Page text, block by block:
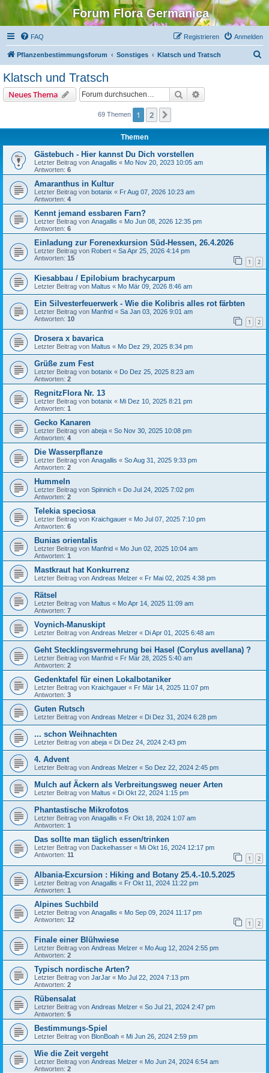
Forum Flora Germanica
FAQ Anmelden
Registrieren
Pflanzenbestimmungsforum Sonstiges Klatsch und Tratsch
Klatsch und Tratsch
Neues Thema Suche
69 Themen 1 2
Themen
Gästebuch - Hier kannst Du Dich vorstellen
Letzter Beitrag von Anagallis « Mo Nov 20, 2023 10:05 am
Antworten: 6
Amaranthus in Kultur
Letzter Beitrag von botanix « Fr Aug 07, 2026 10:23 am
Antworten: 4
Kennt jemand essbaren Farn?
Letzter Beitrag von Anagallis « Mo Jun 08, 2026 12:35 pm
Antworten: 6
Einladung zur Forenexkursion Süd-Hessen, 26.4.2026
Letzter Beitrag von Robert « Sa Apr 25, 2026 4:14 pm
Antworten: 15 1 2
Kiesabbau / Epilobium brachycarpum
Letzter Beitrag von Maltus « Mo Mär 09, 2026 8:46 am
Ein Silvesterfeuerwerk - Wie die Kolibris alles rot färbten
Letzter Beitrag von Manfrid « Sa Jan 03, 2026 9:01 am
Antworten: 10 1 2
Drosera x bavarica
Letzter Beitrag von Maltus « Mo Dez 29, 2025 8:34 pm
Grüße zum Fest
Letzter Beitrag von botanix « Do Dez 25, 2025 8:23 am
Antworten: 2
RegnitzFlora Nr. 13
Letzter Beitrag von botanix « Mi Dez 10, 2025 8:21 pm
Antworten: 1
Gecko Kanaren
Letzter Beitrag von abeja « So Nov 30, 2025 10:08 pm
Antworten: 4
Die Wasserpflanze
Letzter Beitrag von Anagallis « So Aug 31, 2025 9:33 pm
Antworten: 2
Hummeln
Letzter Beitrag von Spinnich « Do Jul 24, 2025 7:02 pm
Antworten: 2
Telekia speciosa
Letzter Beitrag von Kraichgauer « Mo Jul 07, 2025 7:10 pm
Antworten: 6
Bunias orientalis
Letzter Beitrag von Manfrid « Mo Jun 02, 2025 10:04 am
Antworten: 1
Mastkraut hat Konkurrenz
Letzter Beitrag von Andreas Melzer « Fr Mai 02, 2025 4:38 pm
Rätsel
Letzter Beitrag von Maltus « Mo Apr 14, 2025 11:09 am
Antworten: 7
Voynich-Manuskipt
Letzter Beitrag von Andreas Melzer « Di Apr 01, 2025 6:48 am
Geht Stecklingsvermehrung bei Hasel (Corylus avellana) ?
Letzter Beitrag von Manfrid « Fr Mär 28, 2025 5:40 am
Antworten: 2
Gedenktafel für einen Lokalbotaniker
Letzter Beitrag von Kraichgauer « Fr Mär 14, 2025 11:07 pm
Antworten: 3
Guten Rutsch
Letzter Beitrag von Andreas Melzer « Di Dez 31, 2024 6:28 pm
... schon Weihnachten
Letzter Beitrag von abeja « Di Dez 24, 2024 2:43 pm
4. Advent
Letzter Beitrag von Andreas Melzer « So Dez 22, 2024 2:45 pm
Mulch auf Äckern als Verbreitungsweg neuer Arten
Letzter Beitrag von Maltus « Di Okt 22, 2024 1:15 pm
Phantastische Mikrofotos
Letzter Beitrag von Anagallis « Fr Okt 18, 2024 1:07 am
Antworten: 1
Das sollte man täglich essen/trinken
Letzter Beitrag von Dackelhasser « Mi Okt 16, 2024 12:17 pm
Antworten: 11 1 2
Albania-Excursion : Hiking and Botany 25.4.-10.5.2025
Letzter Beitrag von Anagallis « Fr Okt 11, 2024 11:22 pm
Antworten: 1
Alpines Suchbild
Letzter Beitrag von Anagallis « Mo Sep 09, 2024 11:17 pm
Antworten: 12 1 2
Finale einer Blühwiese
Letzter Beitrag von Andreas Melzer « Mo Aug 12, 2024 2:55 pm
Antworten: 2
Typisch nordische Arten?
Letzter Beitrag von JarJar « Mo Jul 22, 2024 7:13 pm
Antworten: 2
Rübensalat
Letzter Beitrag von Andreas Melzer « So Jul 21, 2024 2:47 pm
Antworten: 5
Bestimmungs-Spiel
Letzter Beitrag von BlonBoah « Mi Jun 26, 2024 2:59 pm
Wie die Zeit vergeht
Letzter Beitrag von Andreas Melzer « Mo Jun 24, 2024 6:54 am
Antworten: 2